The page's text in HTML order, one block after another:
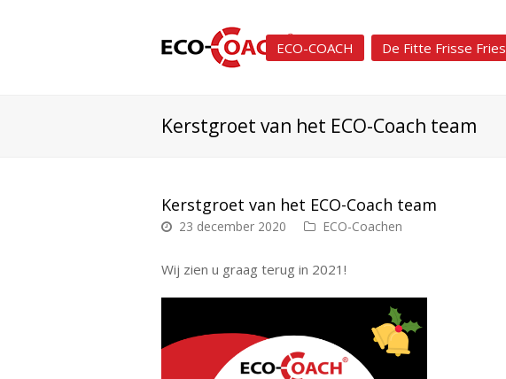
ECO-COACH De Fitte Frisse Fries
Kerstgroet van het ECO-Coach team
Kerstgroet van het ECO-Coach team
23 december 2020 ECO-Coachen
Wij zien u graag terug in 2021!